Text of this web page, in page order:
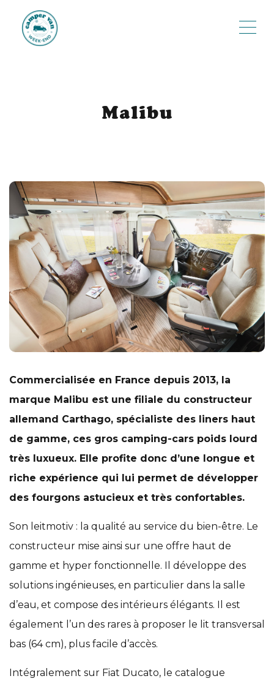
Malibu
Commercialisée en France depuis 2013, la
marque Malibu est une filiale du constructeur
allemand Carthago, spécialiste des liners haut
de gamme, ces gros camping-cars poids lourd
très luxueux. Elle profite donc d’une longue et
riche expérience qui lui permet de développer
des fourgons astucieux et très confortables.
Son leitmotiv : la qualité au service du bien-être. Le
constructeur mise ainsi sur une offre haut de
gamme et hyper fonctionnelle. Il développe des
solutions ingénieuses, en particulier dans la salle
d’eau, et compose des intérieurs élégants. Il est
également l’un des rares à proposer le lit transversal
bas (64 cm), plus facile d’accès.
Intégralement sur Fiat Ducato, le catalogue